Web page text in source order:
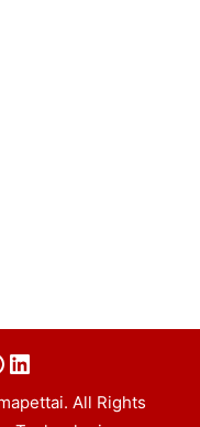
LinkedIn
All Rights